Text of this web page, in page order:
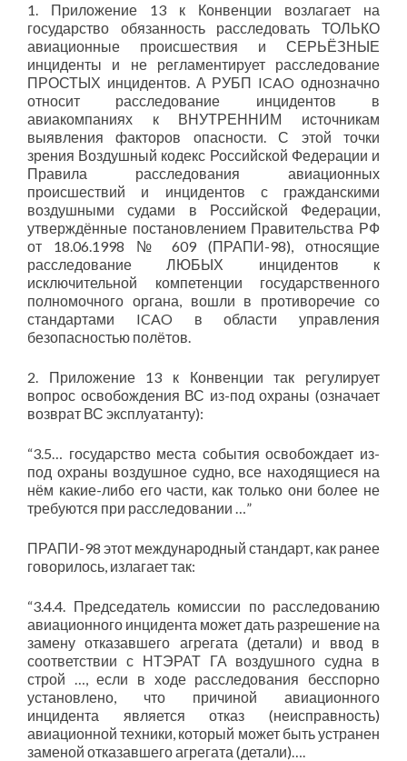
1. Приложение 13 к Конвенции возлагает на
государство обязанность расследовать ТОЛЬКО
авиационные происшествия и СЕРЬЁЗНЫЕ
инциденты и не регламентирует расследование
ПРОСТЫХ инцидентов. А РУБП ICAO однозначно
относит расследование инцидентов в
авиакомпаниях к ВНУТРЕННИМ источникам
выявления факторов опасности. С этой точки
зрения Воздушный кодекс Российской Федерации и
Правила расследования авиационных
происшествий и инцидентов с гражданскими
воздушными судами в Российской Федерации,
утверждённые постановлением Правительства РФ
от 18.06.1998 № 609 (ПРАПИ-98), относящие
расследование ЛЮБЫХ инцидентов к
исключительной компетенции государственного
полномочного органа, вошли в противоречие со
стандартами ICAO в области управления
безопасностью полётов.
2. Приложение 13 к Конвенции так регулирует
вопрос освобождения ВС из-под охраны (означает
возврат ВС эксплуатанту):
“3.5… государство места события освобождает из-
под охраны воздушное судно, все находящиеся на
нём какие-либо его части, как только они более не
требуются при расследовании …”
ПРАПИ-98 этот международный стандарт, как ранее
говорилось, излагает так:
“3.4.4. Председатель комиссии по расследованию
авиационного инцидента может дать разрешение на
замену отказавшего агрегата (детали) и ввод в
соответствии с НТЭРАТ ГА воздушного судна в
строй …, если в ходе расследования бесспорно
установлено, что причиной авиационного
инцидента является отказ (неисправность)
авиационной техники, который может быть устранен
заменой отказавшего агрегата (детали)….